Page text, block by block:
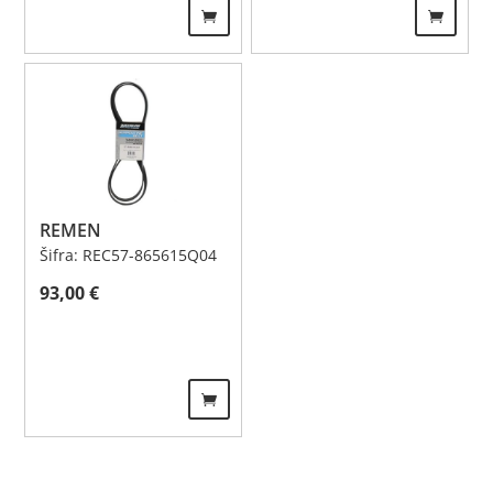
REMEN
Šifra: REC57-865615Q04
93,00€